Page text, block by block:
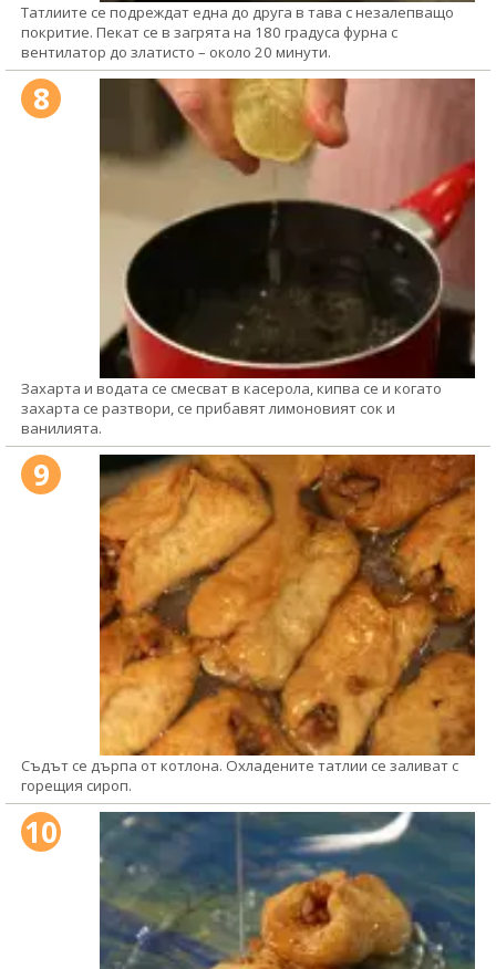
Татлиите се подреждат една до друга в тава с незалепващо
покритие. Пекат се в загрята на 180 градуса фурна с
вентилатор до златисто – около 20 минути.
8
Захарта и водата се смесват в касерола, кипва се и когато
захарта се разтвори, се прибавят лимоновият сок и
ванилията.
9
Съдът се дърпа от котлона. Охладените татлии се заливат с
горещия сироп.
10